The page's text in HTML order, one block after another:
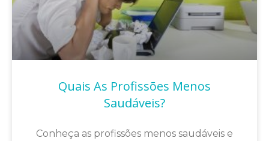
Quais As Profissões Menos
Saudáveis?
Conheça as profissões menos saudáveis e